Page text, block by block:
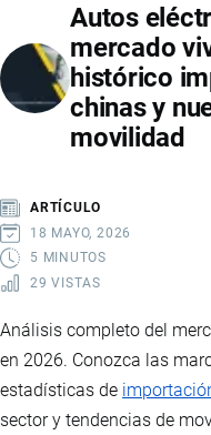
EN
ECUADOR:
GUERRA
COMERCIAL
IMPULSA
MARCAS
NACIONALES
Autos
mercado
histórico
chinas y
movilidad
ARTÍCULO
18 MAYO, 2026
5 MINUTOS
29 VISTAS
Análisis completo del
en 2026. Conozca las
estadísticas de
sector y tendencias de